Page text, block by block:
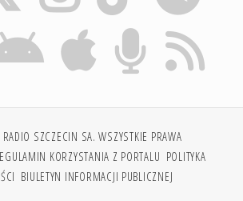
SZCZECIN SA. WSZYSTKIE PRAWA
KORZYSTANIA Z PORTALU POLITYKA
BIULETYN INFORMACJI PUBLICZNEJ